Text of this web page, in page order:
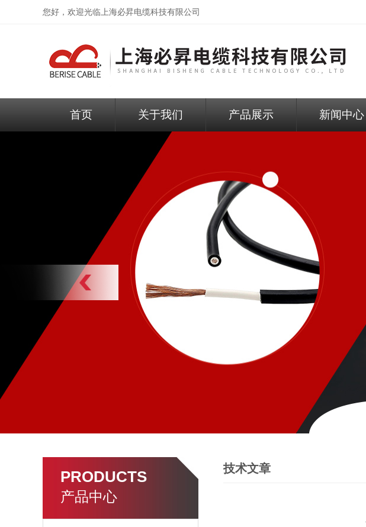
您好，欢迎光临上海必昇电缆科技有限公司
首页 关于我们 产品展示 新闻中心
PRODUCTS
产品中心
技术文章